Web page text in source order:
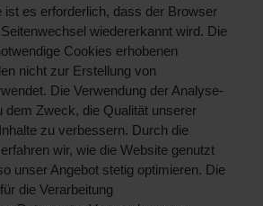
ist es erforderlich, dass der Browser
wiedererkannt wird. Die
Cookies erhobenen
nicht zur Erstellung von
Die Verwendung der Analyse-
dem Zweck, die Qualität unserer
zu verbessern. Durch die
wir, wie die Website genutzt
unser Angebot stetig optimieren. Die
die Verarbeitung